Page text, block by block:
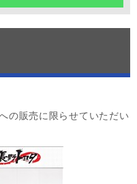
販売に限らせていただい